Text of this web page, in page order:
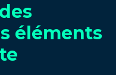
éléments